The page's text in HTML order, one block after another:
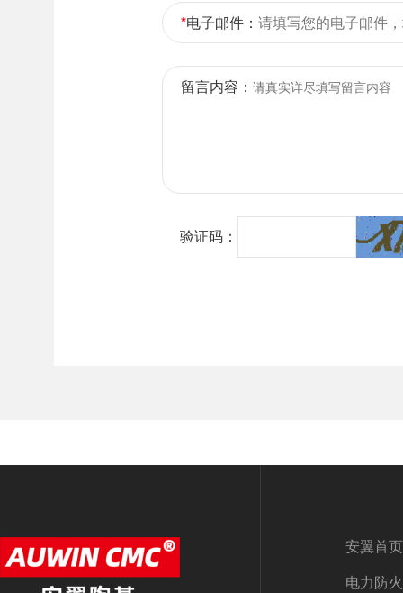
*电子邮件：
留言内容：
验证码：
安翼首页
电力防